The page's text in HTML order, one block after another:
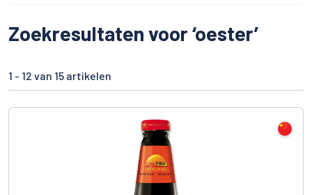
Zoekresultaten voor ‘oester’
1 - 12 van 15 artikelen